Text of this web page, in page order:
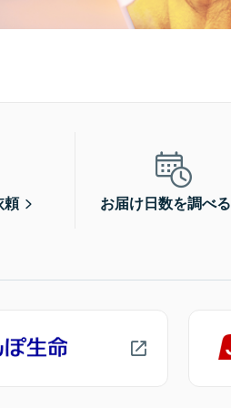
頼 お届け日数を調べる